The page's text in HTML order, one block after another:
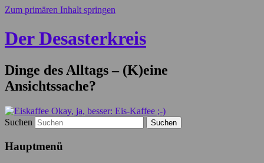
Zum primären Inhalt springen
Der Desasterkreis
Dinge des Alltags – (K)eine
Ansichtssache?
Suchen
Hauptmenü